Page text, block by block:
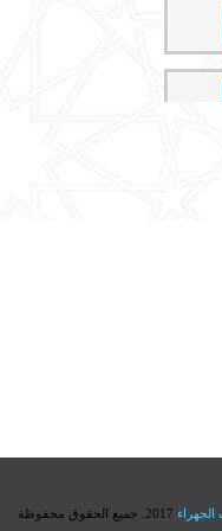
الجهراء 2017. جميع الحقوق محفوظة